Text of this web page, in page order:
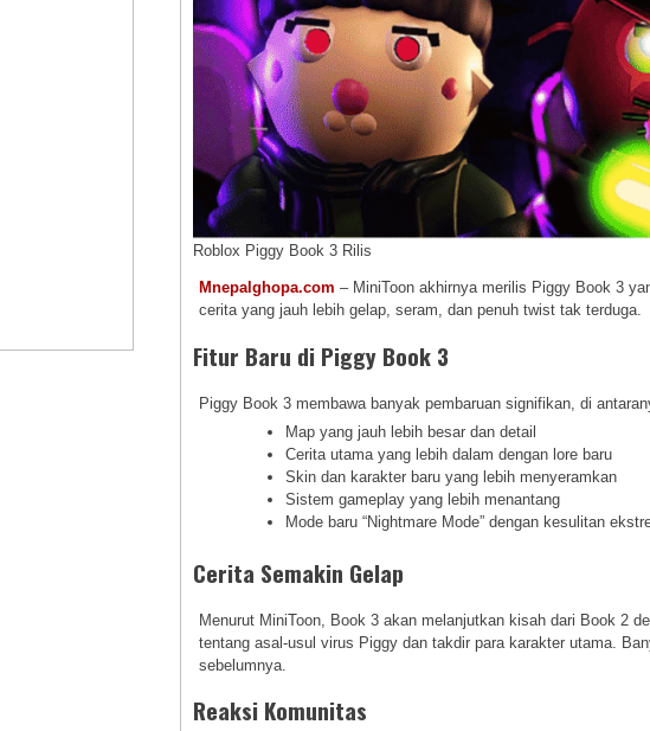
Roblox Piggy Book 3 Rilis
Mnepalghopa.com – MiniToon akhirnya merilis Piggy Book 3
cerita yang jauh lebih gelap, seram, dan penuh twist tak terduga.
Fitur Baru di Piggy Book 3
Piggy Book 3 membawa banyak pembaruan signifikan, di
Map yang jauh lebih besar dan detail
Cerita utama yang lebih dalam dengan lore baru
Skin dan karakter baru yang lebih menyeramkan
Sistem gameplay yang lebih menantang
Mode baru “Nightmare Mode” dengan kesulitan
Cerita Semakin Gelap
Menurut MiniToon, Book 3 akan melanjutkan kisah dari Book 2
tentang asal-usul virus Piggy dan takdir para karakter utama.
sebelumnya.
Reaksi Komunitas